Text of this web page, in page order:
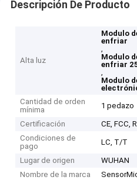
Descripción De Producto
Alta luz
Modulo
enfriar
,
Modulo
enfriar
,
Modulo
Cantidad de orden
mínima
1 pedazo
Certificación
CE, FCC,
Condiciones de
pago
LC, T/T
Lugar de origen
WUHAN
Nombre de la marca